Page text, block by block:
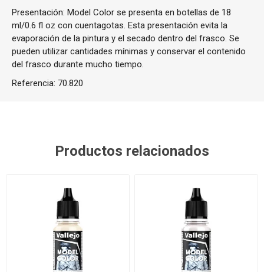
Presentación: Model Color se presenta en botellas de 18
ml/0.6 fl oz con cuentagotas. Esta presentación evita la
evaporación de la pintura y el secado dentro del frasco. Se
pueden utilizar cantidades mínimas y conservar el contenido
del frasco durante mucho tiempo.
Referencia: 70.820
Productos relacionados